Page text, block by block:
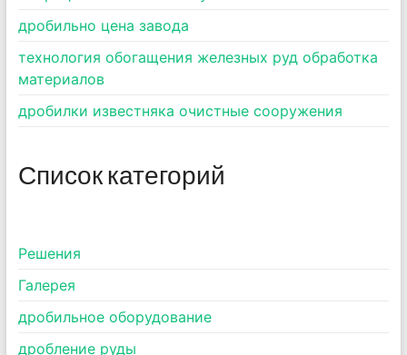
дробильно цена завода
технология обогащения железных руд обработка
материалов
дробилки известняка очистные сооружения
Список категорий
Pешения
Галерея
дробильное оборудование
дробление руды